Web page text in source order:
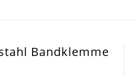
Bandklemme